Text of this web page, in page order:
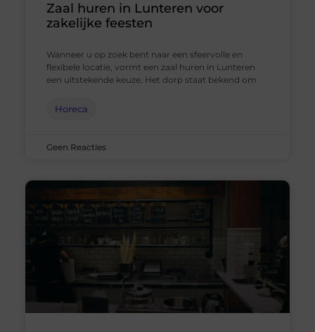
Zaal huren in Lunteren voor
zakelijke feesten
Wanneer u op zoek bent naar een sfeervolle en
flexibele locatie, vormt een zaal huren in Lunteren
een uitstekende keuze. Het dorp staat bekend om
Horeca
Geen Reacties